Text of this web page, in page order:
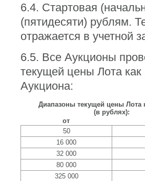
6.4. Стартовая
(пятидесяти) рублям.
отражается в учетной
6.5. Все Аукционы
текущей цены Лота
Аукциона:
Диапазоны текущей цены Лота
(в рублях):
от
50
16 000
32 000
80 000
325 000